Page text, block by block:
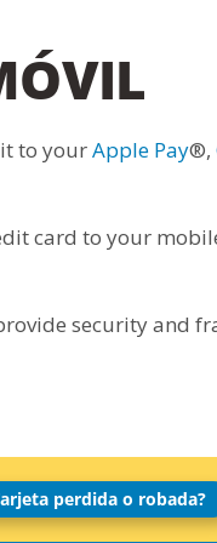
to yourApple Pay®,
card to your
security and
perdida o robada?